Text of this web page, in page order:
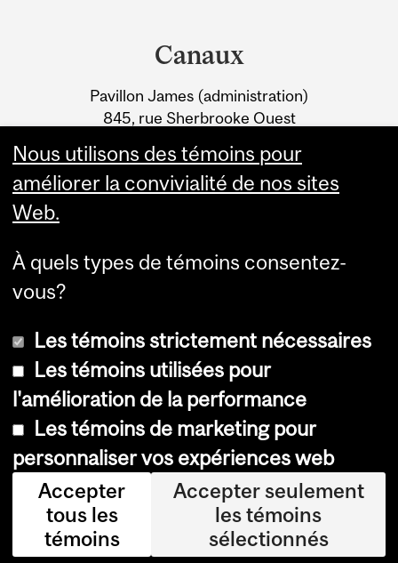
Information
Canaux
Pavillon James (administration)
845, rue Sherbrooke Ouest
© Université McGill, 2026
Accessibilité
Avis sur les témoins
Paramètres des témoins
Se connecter
Nous utilisons des témoins pour
améliorer la convivialité de nos sites
Web.
À quels types de témoins consentez-
vous?
Les témoins strictement nécessaires
Les témoins utilisées pour
l'amélioration de la performance
Les témoins de marketing pour
personnaliser vos expériences web
Accepter
tous les
témoins
Accepter seulement
les témoins
sélectionnés